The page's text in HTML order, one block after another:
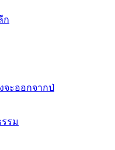
ก
จะออกจากป่
รม